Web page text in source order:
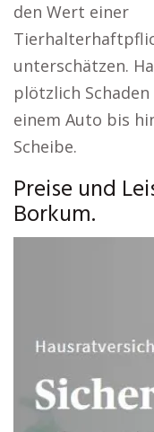
den Wert einer
unterschätzen.
plötzlich
einem Auto bis
Scheibe.
Preise und
Borkum.